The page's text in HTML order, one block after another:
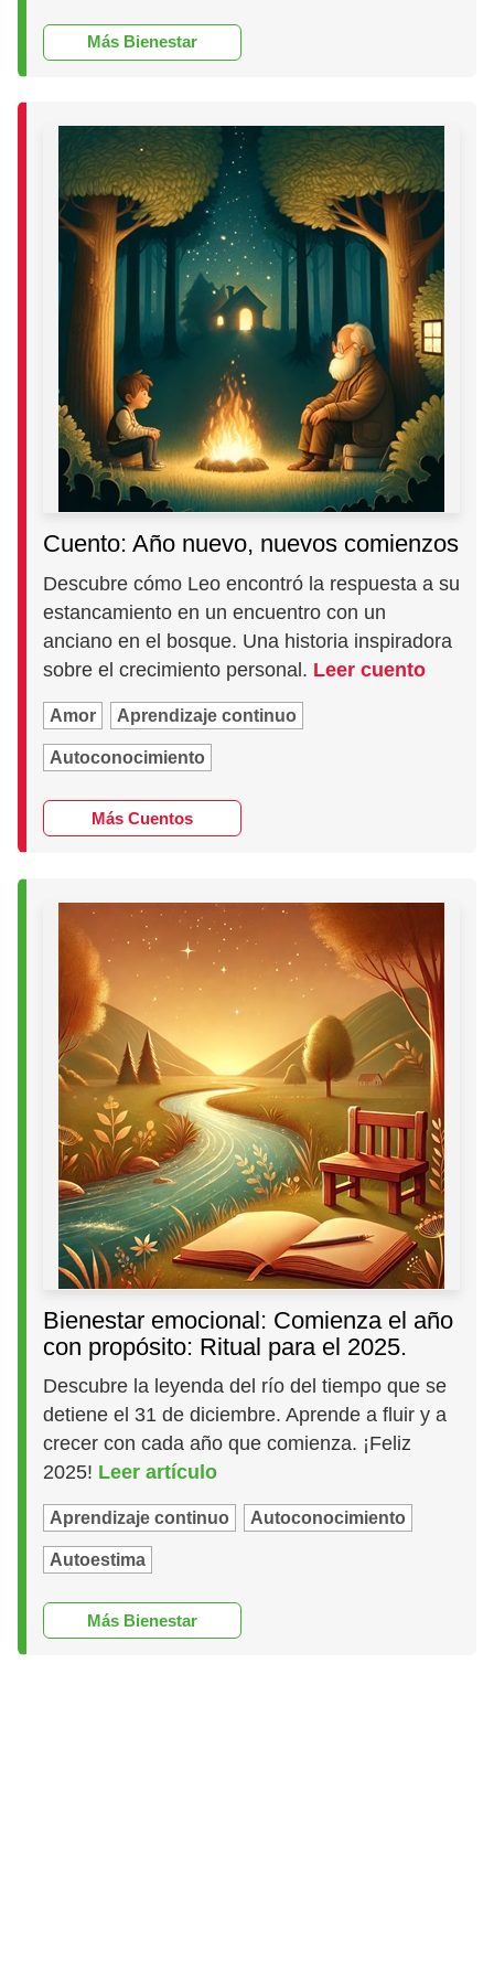
Más Bienestar
Cuento: Año nuevo, nuevos comienzos
Descubre cómo Leo encontró la respuesta a su
estancamiento en un encuentro con un
anciano en el bosque. Una historia inspiradora
sobre el crecimiento personal. Leer cuento
Amor Aprendizaje continuo
Autoconocimiento
Más Cuentos
Bienestar emocional: Comienza el año
con propósito: Ritual para el 2025.
Descubre la leyenda del río del tiempo que se
detiene el 31 de diciembre. Aprende a fluir y a
crecer con cada año que comienza. ¡Feliz
2025! Leer artículo
Aprendizaje continuo Autoconocimiento
Autoestima
Más Bienestar